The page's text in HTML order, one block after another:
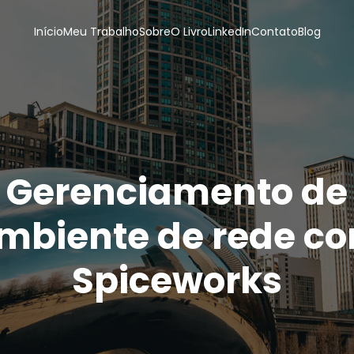
InícioMeu TrabalhoSobreO LivroLinkedInContatoBlog
Gerenciamento de
de rede
Spiceworks